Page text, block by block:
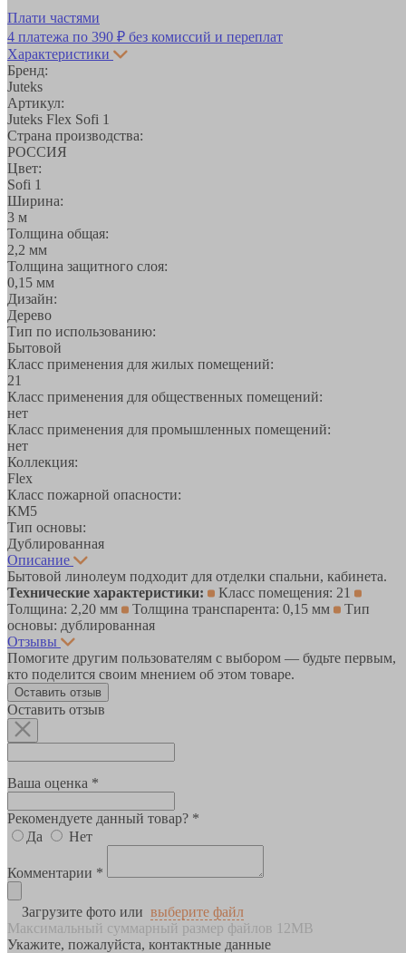
Плати частями
4 платежа по 390 ₽ без комиссий и переплат
Характеристики
Бренд:
Juteks
Артикул:
Juteks Flex Sofi 1
Страна производства:
РОССИЯ
Цвет:
Sofi 1
Ширина:
3 м
Толщина общая:
2,2 мм
Толщина защитного слоя:
0,15 мм
Дизайн:
Дерево
Тип по использованию:
Бытовой
Класс применения для жилых помещений:
21
Класс применения для общественных помещений:
нет
Класс применения для промышленных помещений:
нет
Коллекция:
Flex
Класс пожарной опасности:
КМ5
Тип основы:
Дублированная
Описание
Бытовой линолеум подходит для отделки спальни, кабинета.
Технические характеристики:
Класс помещения: 21
Толщина: 2,20 мм
Толщина транспарента: 0,15 мм
Тип
основы: дублированная
Отзывы
Помогите другим пользователям с выбором — будьте первым,
кто поделится своим мнением об этом товаре.
Оставить отзыв
Оставить отзыв
Ваша оценка *
Рекомендуете данный товар? *
Да
Нет
Комментарии *
Загрузите фото или выберите файл
Максимальный суммарный размер файлов 12MB
Укажите, пожалуйста, контактные данные